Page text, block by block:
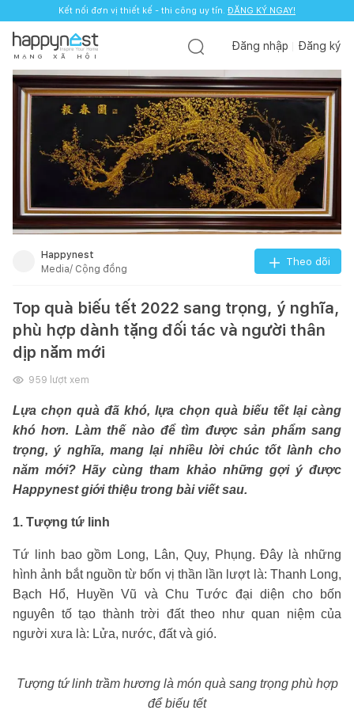
Kết nối đơn vị thiết kế - thi công uy tín. ĐĂNG KÝ NGAY!
M Ạ N G X Ã H Ộ I
Đăng nhập Đăng ký
Happynest
Media/ Cộng đồng
Theo dõi
Top quà biếu tết 2022 sang trọng, ý nghĩa,
phù hợp dành tặng đối tác và người thân
dịp năm mới
959 lượt xem
Lựa chọn quà đã khó, lựa chọn quà biếu tết lại càng
khó hơn. Làm thế nào để tìm được sản phẩm sang
trọng, ý nghĩa, mang lại nhiều lời chúc tốt lành cho
năm mới? Hãy cùng tham khảo những gợi ý được
Happynest giới thiệu trong bài viết sau.
1. Tượng tứ linh
Tứ linh bao gồm Long, Lân, Quy, Phụng. Đây là những
hình ảnh bắt nguồn từ bốn vị thần lần lượt là: Thanh Long,
Bạch Hổ, Huyền Vũ và Chu Tước đại diện cho bốn
nguyên tố tạo thành trời đất theo như quan niệm của
người xưa là: Lửa, nước, đất và gió.
Tượng tứ linh trầm hương là món quà sang trọng phù hợp
để biếu tết